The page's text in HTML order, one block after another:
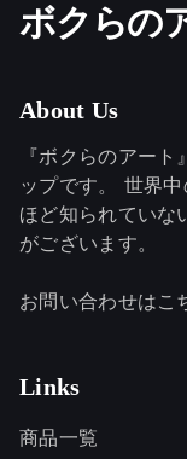
ボクらの
About Us
『ボクらのアー
ップです。 世界
ほど知られていな
がございます。
お問い合わせはこ
Links
商品一覧